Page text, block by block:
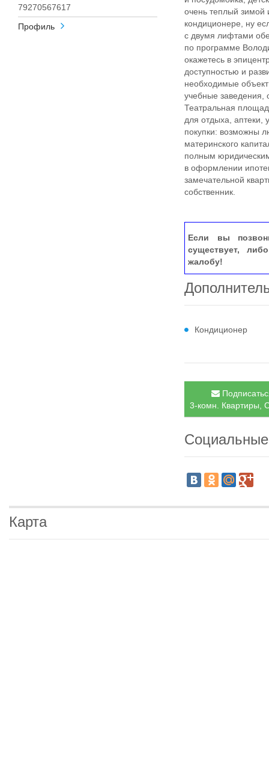
79270567617
Профиль
очень теплый зимой
кондиционере, ну
с двумя лифтами
по программе
окажетесь в
доступностью и
необходимые
учебные
Театральная
для отдыха, аптеки,
покупки: возможны
материнского
полным
в оформлении
замечательной
собственник.
Если вы
существует,
жалобу!
Кондиционер
3-комн. Квартиры,
Карта